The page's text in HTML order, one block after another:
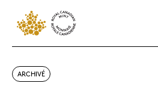
ARCHIVÉ